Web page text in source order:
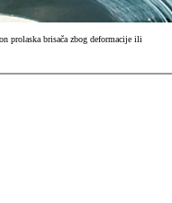
prolaska brisača zbog deformacije ili